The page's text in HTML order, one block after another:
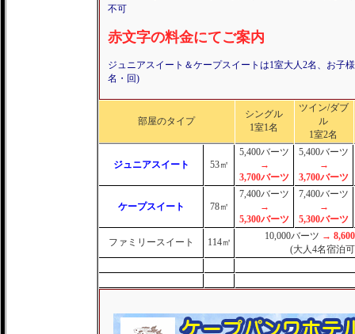
不可
赤文字の料金にてご案内
ジュニアスイート＆ケープスイートは1室大人2名、お子
名・回)
部屋のタイプ
シングル
1室1名
ツイン/ダブ
ル
1室2名
ジュニアスイート 53㎡
5,400バーツ
→
3,700バーツ
5,400バーツ
→
3,700バーツ
ケープスイート 78㎡
7,400バーツ
→
5,300バーツ
7,400バーツ
→
5,300バーツ
ファミリースイート 114㎡
10,000バーツ →
(大人4名宿泊